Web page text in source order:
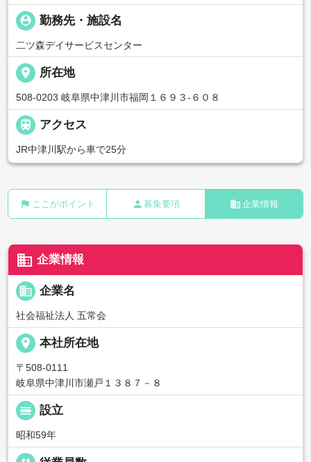
person_pin 勤務先・施設名
二ツ森デイサービスセンター
place 所在地
508-0203 岐阜県中津川市福岡１６９３-６０８
 アクセス
JR中津川駅から車で25分
flag ここがポイント person 募集要項 business 企業情報
business 企業情報
business 企業名
社会福祉法人 五常会
place 本社所在地
〒508-0111
岐阜県中津川市瀬戸１３８７－８
calendar_view_day 設立
昭和59年